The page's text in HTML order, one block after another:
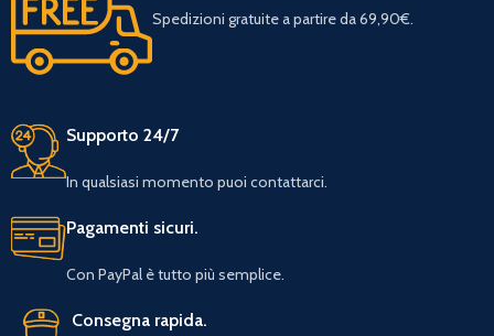
Spedizioni gratuite a partire da 69,90€.
Supporto 24/7
In qualsiasi momento puoi contattarci.
Pagamenti sicuri.
Con PayPal è tutto più semplice.
Consegna rapida.